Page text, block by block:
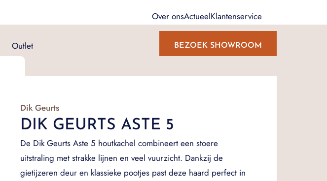
Over onsActueelKlantenservice
Outlet BEZOEK SHOWROOM
Dik Geurts
DIK GEURTS ASTE 5
De Dik Geurts Aste 5 houtkachel combineert een stoere
uitstraling met strakke lijnen en veel vuurzicht. Dankzij de
gietijzeren deur en klassieke pootjes past deze haard perfect in